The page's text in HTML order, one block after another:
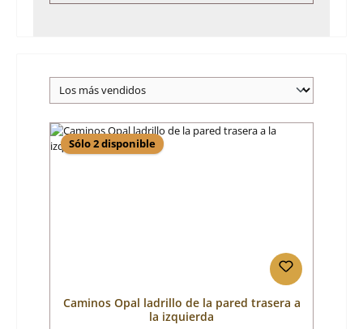
Sólo 2 disponible
Caminos Opal ladrillo de la pared trasera a
la izquierda